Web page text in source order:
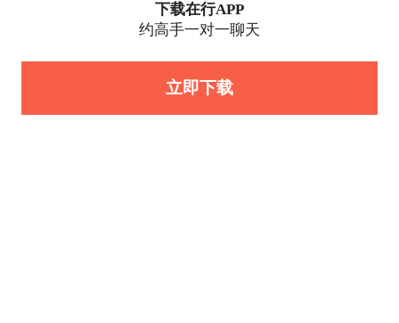
下载在行APP
约高手一对一聊天
立即下载